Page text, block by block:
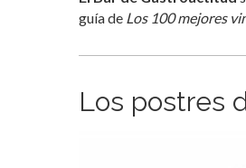
guía de Los 100 mejores
Los postres